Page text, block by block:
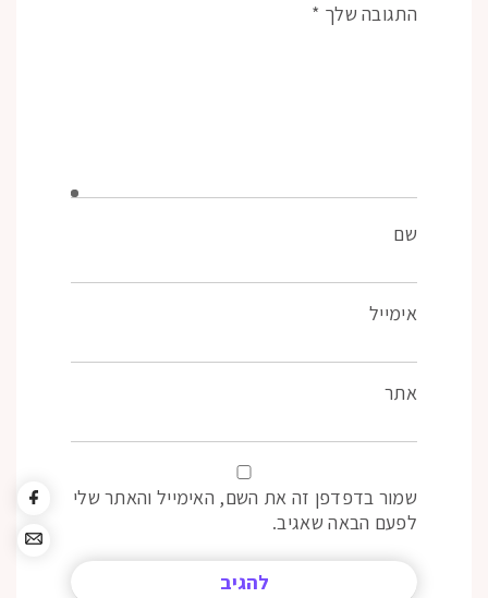
התגובה שלך *
שם
אימייל
אתר
שמור בדפדפן זה את השם, האימייל והאתר שלי
לפעם הבאה שאגיב.